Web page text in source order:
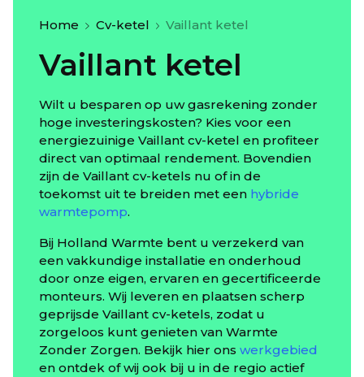
Home Cv-ketel Vaillant ketel
Vaillant ketel
Wilt u besparen op uw gasrekening zonder
hoge investeringskosten? Kies voor een
energiezuinige Vaillant cv-ketel en profiteer
direct van optimaal rendement. Bovendien
zijn de Vaillant cv-ketels nu of in de
toekomst uit te breiden met een hybride
warmtepomp.
Bij Holland Warmte bent u verzekerd van
een vakkundige installatie en onderhoud
door onze eigen, ervaren en gecertificeerde
monteurs. Wij leveren en plaatsen scherp
geprijsde Vaillant cv-ketels, zodat u
zorgeloos kunt genieten van Warmte
Zonder Zorgen. Bekijk hier ons werkgebied
en ontdek of wij ook bij u in de regio actief